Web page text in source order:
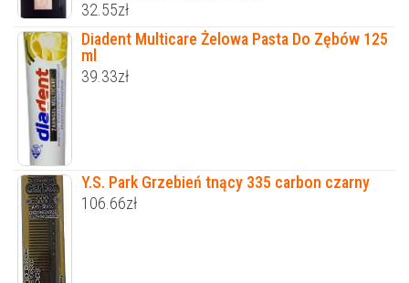
32.55zł
Diadent Multicare Żelowa Pasta Do Zębów 125
ml
39.33zł
Y.S. Park Grzebień tnący 335 carbon czarny
106.66zł